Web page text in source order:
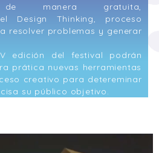
de manera gratuita,
Design Thinking, proceso
resolver problemas y generar
edición del festival podrán
prática nuevas herramientas
creativo para detereminar
su público objetivo.